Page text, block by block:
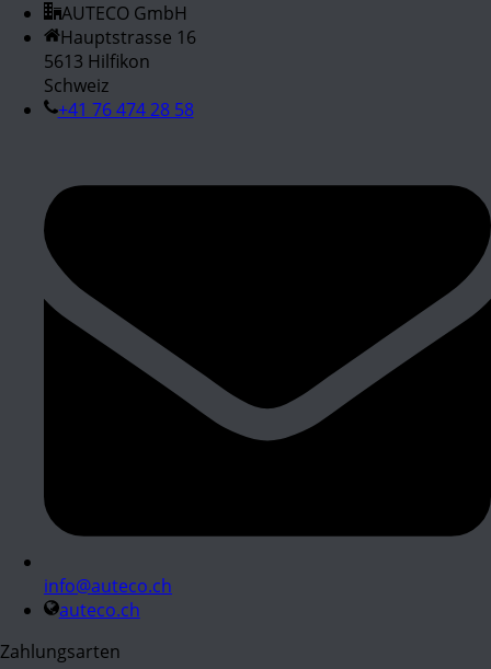
AUTECO GmbH
Hauptstrasse 16
5613 Hilfikon
Schweiz
+41 76 474 28 58
info@auteco.ch
auteco.ch
Zahlungsarten